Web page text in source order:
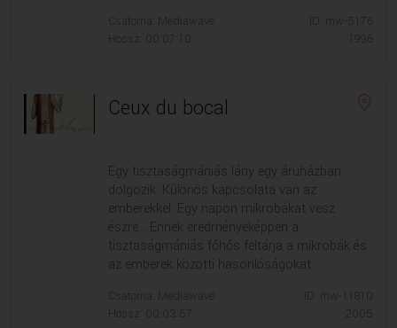
Csatorna: Mediawave
Hossz: 00:07:10
ID: mw-5176
Ceux du bocal
Egy tisztaságmániás lány egy áruházban
dolgozik. Különös kapcsolata van az
emberekkel. Egy napon mikrobákat vesz
észre... Ennek eredményeképpen a
tisztaságmániás főhős feltárja a mikrobák és
az emberek közötti hasonlóságokat.
Csatorna: Mediawave
Hossz: 00:03:57